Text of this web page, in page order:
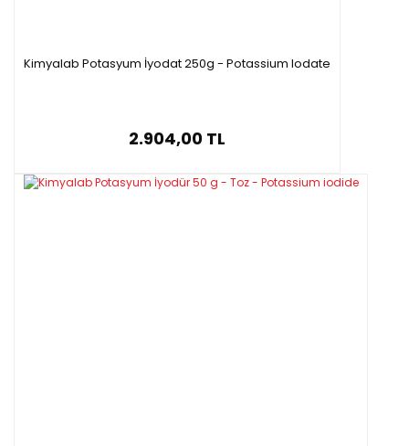
Kimyalab Potasyum İyodat 250g - Potassium Iodate
2.904,00 TL